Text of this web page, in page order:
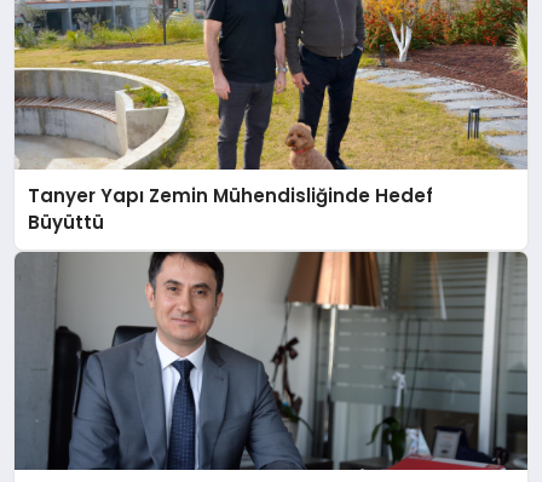
Tanyer Yapı Zemin Mühendisliğinde Hedef
Büyüttü